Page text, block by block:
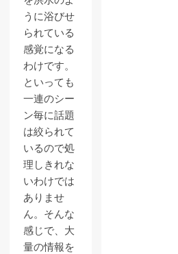
うに浴びせ
られている
感覚になる
わけです。
といっても
一連のシー
ン毎に話題
は絞られて
いるので処
理しきれな
いわけでは
ありませ
ん。そんな
感じで、大
量の情報を